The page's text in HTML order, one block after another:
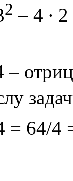
2 – 4 ∙
= 64/4